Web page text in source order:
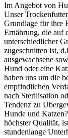
Im Angebot von
Unser
Grundlage für ihre
Ernährung, die auf
unterschiedlicher
zugeschnitten ist,
ausgewachsene
Hund oder eine
haben uns um die
empfindlichen
nach Sterilisation
Tendenz zu
Hunde und
höchster Qualität,
stundenlange